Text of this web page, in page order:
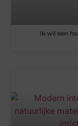
Ik wil een